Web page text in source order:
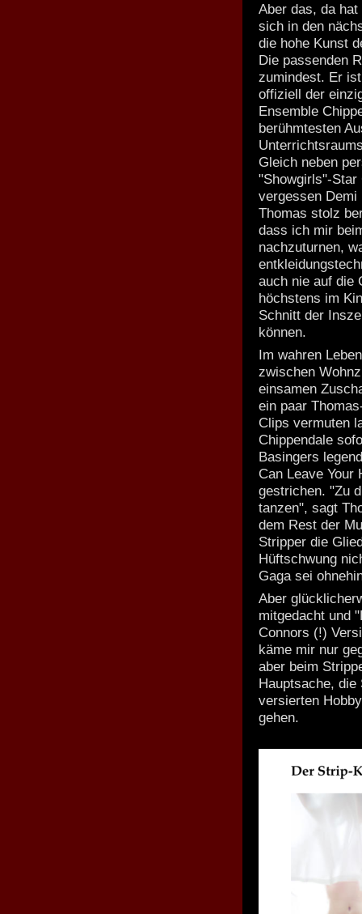
Aber das, da
sich in den
die hohe Kunst
Die passenden
zumindest. Er
offiziell der
Ensemble
berühmtesten
Gleich neben
"Showgirls"-Star
vergessen
Thomas stolz
dass ich mir
nachzuturnen,
auch nie auf die
höchstens im
Schnitt der
können.
Im wahren
zwischen
einsamen
ein paar
Clips vermuten
Chippendale
Basingers
Can Leave Your
gestrichen. "Zu
tanzen", sagt
dem Rest der
Stripper die
Hüftschwung
Gaga sei
Aber
mitgedacht und
Connors (!)
käme mir nur
aber beim
Hauptsache, die
versierten
gehen.